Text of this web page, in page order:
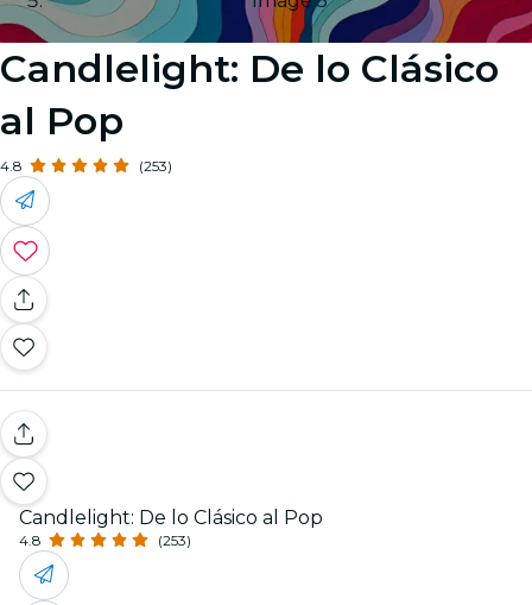
Candlelight: De lo Clásico
al Pop
4.8 (253)
Candlelight: De lo Clásico al Pop
4.8 (253)